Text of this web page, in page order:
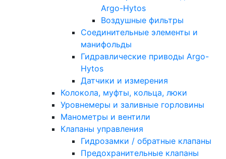
Argo-Hytos
Воздушные фильтры
Соединительные элементы и
манифольды
Гидравлические приводы Argo-
Hytos
Датчики и измерения
Колокола, муфты, кольца, люки
Уровнемеры и заливные горловины
Манометры и вентили
Клапаны управления
Гидрозамки / обратные клапаны
Предохранительные клапаны